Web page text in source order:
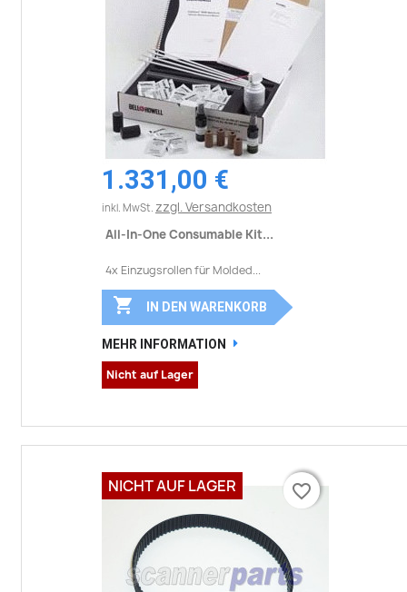
1.331,00 €
inkl. MwSt. zzgl. Versandkosten
All-In-One Consumable Kit...
4x Einzugsrollen für Molded...
 IN DEN WARENKORB
MEHR INFORMATION
Nicht auf Lager
favorite_border
NICHT AUF LAGER favorite_border